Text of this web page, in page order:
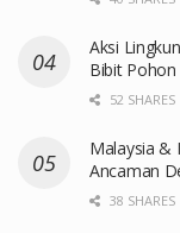
Aksi
Bibit Pohon
52 SHARES
Malaysia &
Ancaman
38 SHARES